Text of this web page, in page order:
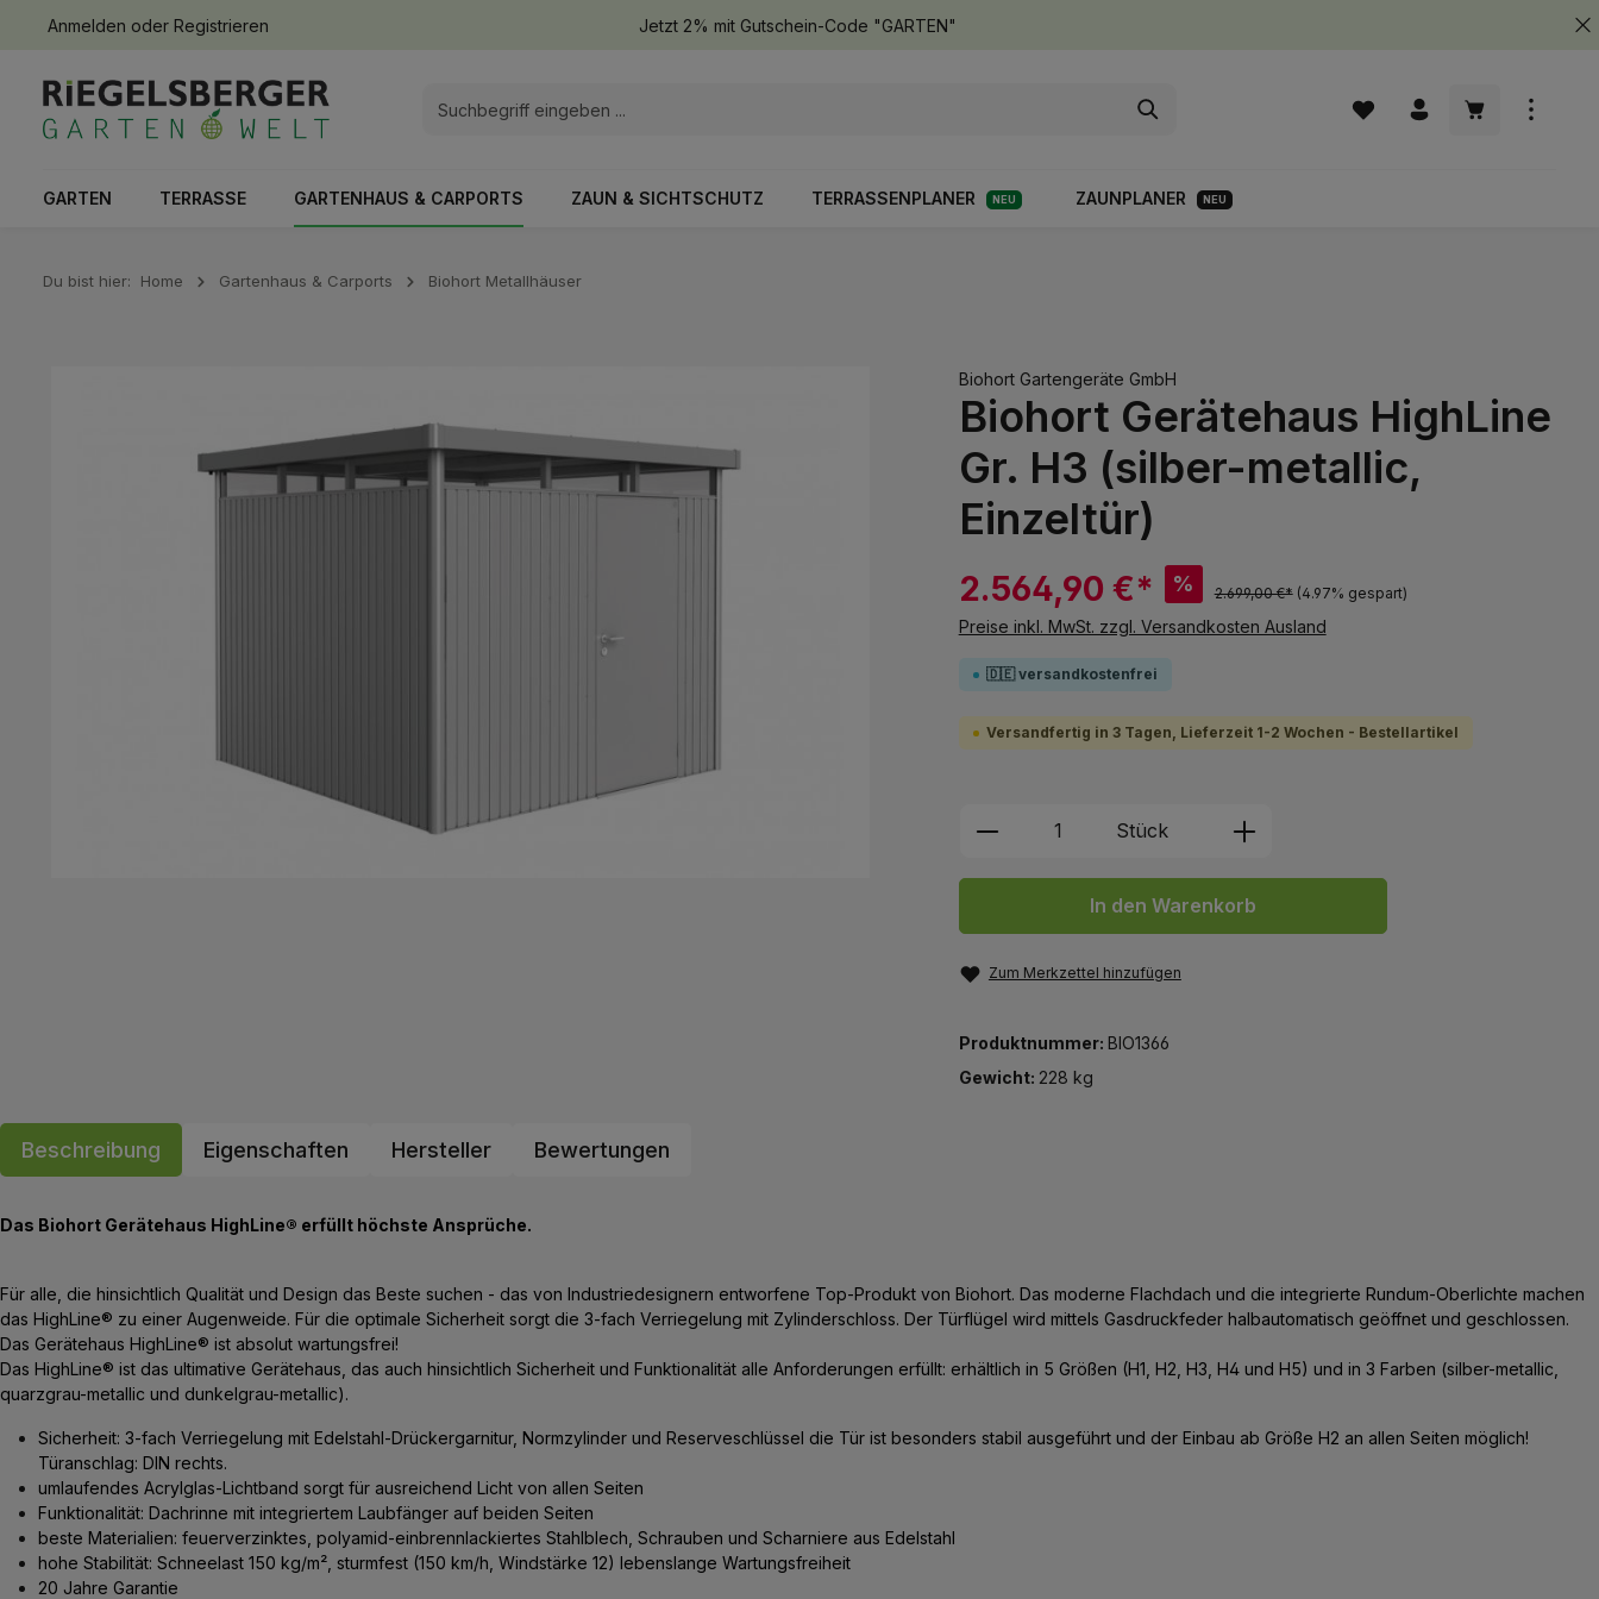
Zur Hauptnavigation springen
Anmelden oder Registrieren Jetzt 2% mit Gutschein-Code "GARTEN"
Warenkorb
GARTEN TERRASSE GARTENHAUS & CARPORTS ZAUN & SICHTSCHUTZ TERRASSENPLANER NEU ZAUNPLANER NEU
Du bist hier: Home Gartenhaus & Carports Biohort Metallhäuser
Biohort Gartengeräte GmbH
Biohort Gerätehaus HighLine
Gr. H3 (silber-metallic,
Einzeltür)
2.564,90 €* % 2.699,00 €* (4.97% gespart)
Preise inkl. MwSt. zzgl. Versandkosten Ausland
🇩🇪 versandkostenfrei
Versandfertig in 3 Tagen, Lieferzeit 1-2 Wochen - Bestellartikel
Produkt Anzahl: Gib den gewünschten Wert
Stück
In den Warenkorb
Zum Merkzettel hinzufügen
Produktnummer: BIO1366
Gewicht: 228 kg
Beschreibung Eigenschaften Hersteller Bewertungen
Das Biohort Gerätehaus HighLine® erfüllt höchste Ansprüche.
Für alle, die hinsichtlich Qualität und Design das Beste suchen - das von Industriedesignern entworfene Top-Produkt von Biohort. Das moderne Flachdach und die integrierte Rundum-Oberlichte machen
das HighLine® zu einer Augenweide. Für die optimale Sicherheit sorgt die 3-fach Verriegelung mit Zylinderschloss. Der Türflügel wird mittels Gasdruckfeder halbautomatisch geöffnet und geschlossen.
Das Gerätehaus HighLine® ist absolut wartungsfrei!
Das HighLine® ist das ultimative Gerätehaus, das auch hinsichtlich Sicherheit und Funktionalität alle Anforderungen erfüllt: erhältlich in 5 Größen (H1, H2, H3, H4 und H5) und in 3 Farben (silber-metallic,
quarzgrau-metallic und dunkelgrau-metallic).
Sicherheit: 3-fach Verriegelung mit Edelstahl-Drückergarnitur, Normzylinder und Reserveschlüssel die Tür ist besonders stabil ausgeführt und der Einbau ab Größe H2 an allen Seiten möglich!
Türanschlag: DIN rechts.
umlaufendes Acrylglas-Lichtband sorgt für ausreichend Licht von allen Seiten
Funktionalität: Dachrinne mit integriertem Laubfänger auf beiden Seiten
beste Materialien: feuerverzinktes, polyamid-einbrennlackiertes Stahlblech, Schrauben und Scharniere aus Edelstahl
hohe Stabilität: Schneelast 150 kg/m², sturmfest (150 km/h, Windstärke 12) lebenslange Wartungsfreiheit
20 Jahre Garantie